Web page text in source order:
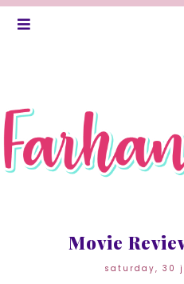
Movie
saturday, 30